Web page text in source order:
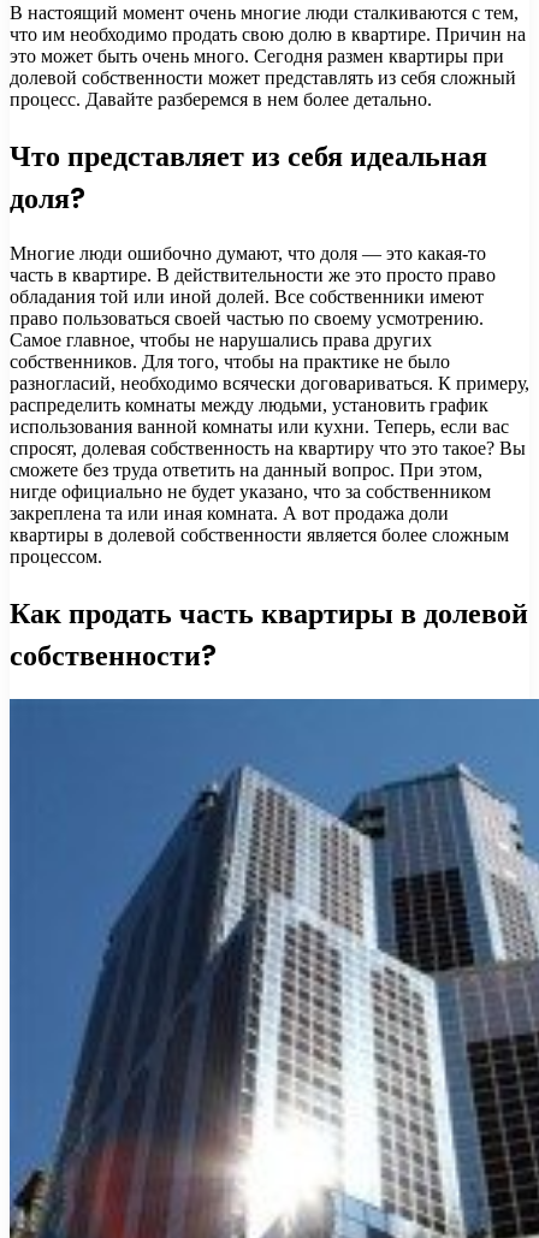
В настоящий момент очень многие люди сталкиваются с тем,
что им необходимо продать свою долю в квартире. Причин на
это может быть очень много. Сегодня размен квартиры при
долевой собственности может представлять из себя сложный
процесс. Давайте разберемся в нем более детально.
Что представляет из себя идеальная
доля?
Многие люди ошибочно думают, что доля — это какая-то
часть в квартире. В действительности же это просто право
обладания той или иной долей. Все собственники имеют
право пользоваться своей частью по своему усмотрению.
Самое главное, чтобы не нарушались права других
собственников. Для того, чтобы на практике не было
разногласий, необходимо всячески договариваться. К примеру,
распределить комнаты между людьми, установить график
использования ванной комнаты или кухни. Теперь, если вас
спросят, долевая собственность на квартиру что это такое? Вы
сможете без труда ответить на данный вопрос. При этом,
нигде официально не будет указано, что за собственником
закреплена та или иная комната. А вот продажа доли
квартиры в долевой собственности является более сложным
процессом.
Как продать часть квартиры в долевой
собственности?